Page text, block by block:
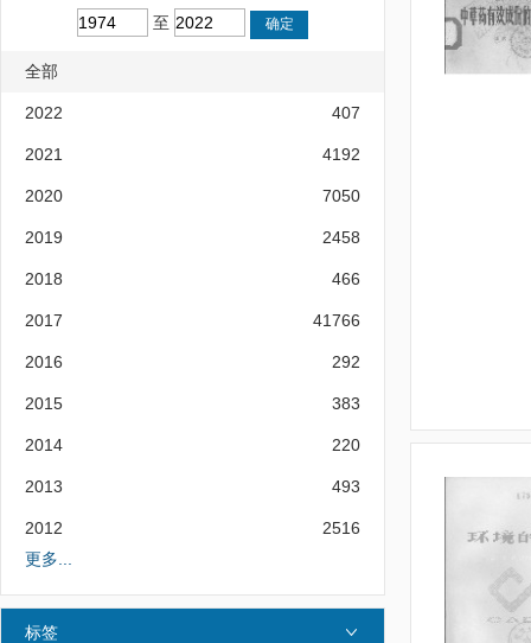
至
全部
2022 407
2021 4192
2020 7050
2019 2458
2018 466
2017 41766
2016 292
2015 383
2014 220
2013 493
2012
2516
更多...
标签